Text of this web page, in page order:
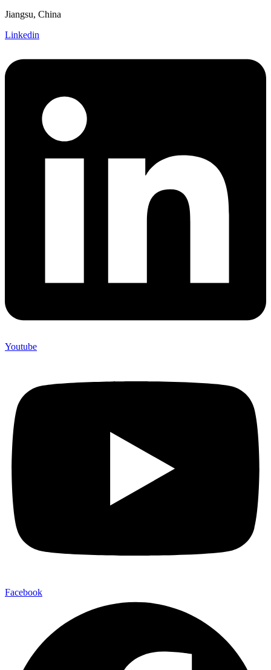
Jiangsu, China
Linkedin
Youtube
Facebook